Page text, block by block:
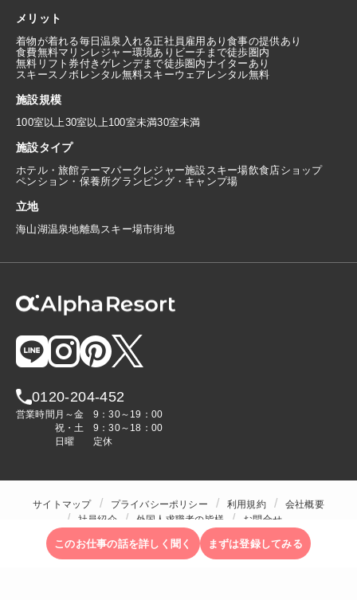
メリット
着物が着れる毎日温泉入れる正社員雇用あり食事の提供あり
食費無料マリンレジャー環境あり ビーチまで徒歩圏内
無料リフト券付きゲレンデまで徒歩圏内ナイターあり
スキースノボレンタル無料スキーウェアレンタル無料
施設規模
100室以上30室以上100室未満30室未満
施設タイプ
ホテル・旅館テーマパーク レジャー施設 スキー場飲食店ショップ
ペンション・保養所グランピング・キャンプ場
立地
海山湖温泉地離島 スキー場市街地
0120-204-452
営業時間 月～金
9：30～19：00
祝・土
9：30～18：00
日曜
定休
サイトマップ プライバシーポリシー 利用規約
会社概要
社員紹介
外国人求職者の皆様
お問合せ
人材をお探しの企業様
このお仕事の話を詳しく聞く まずは登録してみる